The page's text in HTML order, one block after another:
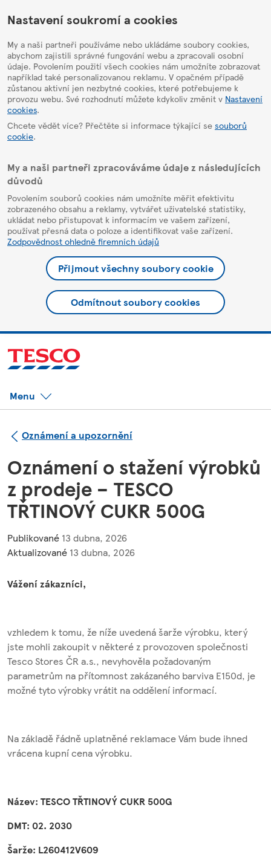
HelpPage
Nastavení soukromí a cookies
My a naši partneři používáme nebo ukládáme soubory cookies,
abychom zajistili správné fungování webu a zpracovali osobní
údaje. Povolením použití všech cookies nám umožníte zobrazovat
například také personalizovanou reklamu. V opačném případě
zůstanou aktivní jen nezbytné cookies, které potřebujeme k
provozu webu. Své rozhodnutí můžete kdykoliv změnit v Nastavení
cookies.
Chcete vědět více? Přečtěte si informace týkající se souborů
cookie.
My a naši partneři zpracováváme údaje z následujících
důvodů
Povolením souborů cookies nám umožníte měřit efektivitu
zobrazeného obsahu a reklamy, vytvářet uživatelské statistiky,
ukládat nebo přistupovat k informacím ve vašem zařízení,
používat přesná data o poloze a identifikovat vaše zařízení.
Zodpovědnost ohledně firemních údajů
Přijmout všechny soubory cookie
Odmítnout soubory cookies
Menu
Oznámení a upozornění
Oznámení o stažení výrobků
z prodeje – TESCO
TŘTINOVÝ CUKR 500G
Publikované 13 dubna, 2026
Aktualizované 13 dubna, 2026
Vážení zákazníci,
vzhledem k tomu, že níže uvedená šarže výrobku, který
jste mohli zakoupit v některé z provozoven společnosti
Tesco Stores ČR a.s., nevyhověla požadovaným
parametrům na přítomnost zakázaného barviva E150d, je
možné tyto výrobky vrátit na oddělení informací.
Na základě řádně uplatněné reklamace Vám bude ihned
vrácena kupní cena výrobku.
Název: TESCO TŘTINOVÝ CUKR 500G
DMT: 02. 2030
Šarže: L260412V609